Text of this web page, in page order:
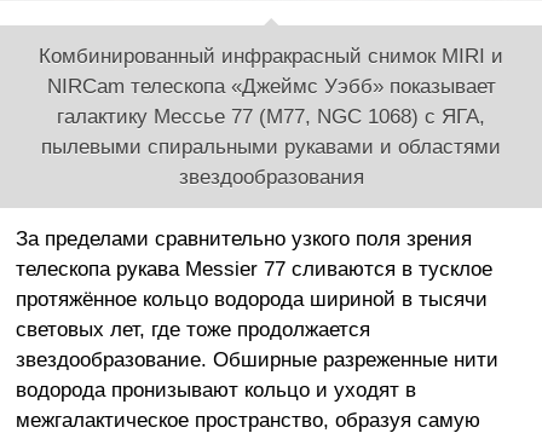
Комбинированный инфракрасный снимок MIRI и
NIRCam телескопа «Джеймс Уэбб» показывает
галактику Мессье 77 (M77, NGC 1068) с ЯГА,
пылевыми спиральными рукавами и областями
звездообразования
За пределами сравнительно узкого поля зрения
телескопа рукава Messier 77 сливаются в тусклое
протяжённое кольцо водорода шириной в тысячи
световых лет, где тоже продолжается
звездообразование. Обширные разреженные нити
водорода пронизывают кольцо и уходят в
межгалактическое пространство, образуя самую